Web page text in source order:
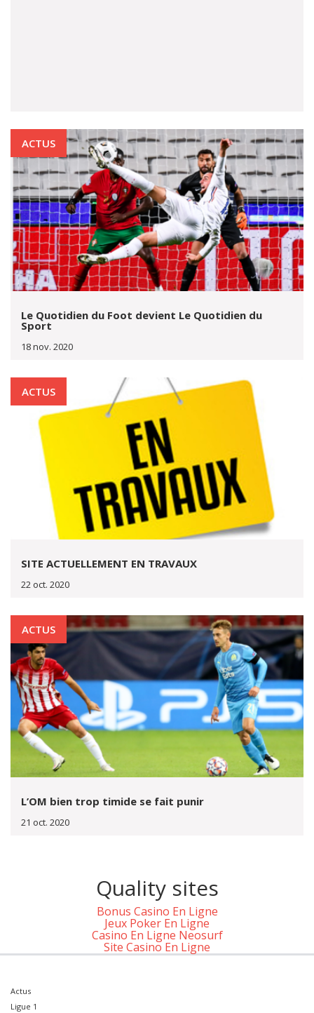
ACTUS
Le Quotidien du Foot devient Le Quotidien du
Sport
18 nov. 2020
ACTUS
SITE ACTUELLEMENT EN TRAVAUX
22 oct. 2020
ACTUS
L’OM bien trop timide se fait punir
21 oct. 2020
Quality sites
Bonus Casino En Ligne
Jeux Poker En Ligne
Casino En Ligne Neosurf
Site Casino En Ligne
Actus
Ligue 1